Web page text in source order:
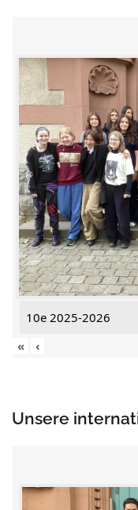
10e 2025-2026
«
‹
Unsere